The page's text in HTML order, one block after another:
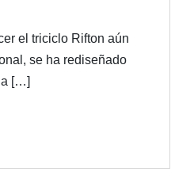
el triciclo Rifton aún
se ha rediseñado
[…]